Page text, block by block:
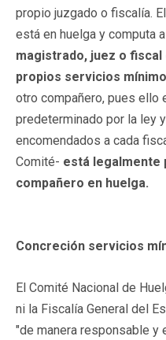
propio juzgado o fiscalía.
está en huelga y computa
magistrado, juez o fiscal
propios servicios
otro compañero, pues ello
predeterminado por la ley
encomendados a cada
Comité- está legalmente
compañero en huelga.
Concreción servicios
El Comité Nacional de
ni la Fiscalía General del
"de manera responsable y